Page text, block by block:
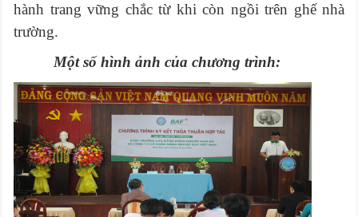
hành trang vững chắc từ khi còn ngồi trên ghế nhà
trường.
Một số hình ảnh của chương trình: